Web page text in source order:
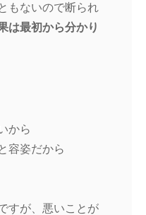
もないので断られ
は最初から分かり
から
容姿だから
すが、悪いことが